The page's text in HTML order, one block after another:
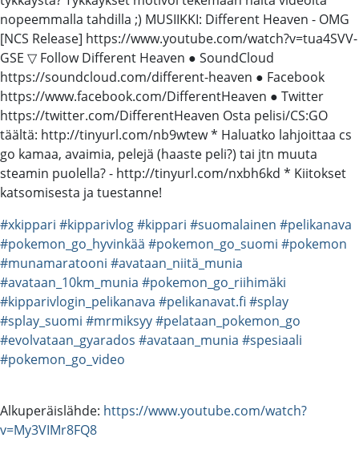
nopeemmalla tahdilla ;) MUSIIKKI: Different Heaven - OMG
[NCS Release] https://www.youtube.com/watch?v=tua4SVV-
GSE ▽ Follow Different Heaven ● SoundCloud
https://soundcloud.com/different-heaven ● Facebook
https://www.facebook.com/DifferentHeaven ● Twitter
https://twitter.com/DifferentHeaven Osta pelisi/CS:GO
täältä: http://tinyurl.com/nb9wtew * Haluatko lahjoittaa cs
go kamaa, avaimia, pelejä (haaste peli?) tai jtn muuta
steamin puolella? - http://tinyurl.com/nxbh6kd * Kiitokset
katsomisesta ja tuestanne!
#xkippari #kipparivlog#kippari #suomalainen #pelikanava
#pokemon_go_hyvinkää #pokemon_go_suomi #pokemon
#munamaratooni #avataan_niitä_munia
#avataan_10km_munia #pokemon_go_riihimäki
#kipparivlogin_pelikanava #pelikanavat.fi #splay
#splay_suomi #mrmiksyy#pelataan_pokemon_go
#evolvataan_gyarados #avataan_munia #spesiaali
#pokemon_go_video
Alkuperäislähde: https://www.youtube.com/watch?
v=My3VIMr8FQ8